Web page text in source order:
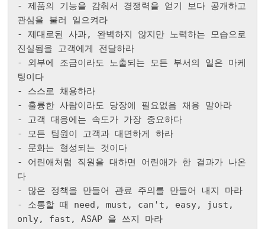
- 제품의 기능을 감춰서 경쟁력을 얻기 보다 공개하고
관심을 불러 일으켜라
- 제대로된 사과, 완벽하지 않지만 노력하는 모습으로
진실됨을 고객에게 전달하라
- 외부에 조금이라도 노출되는 모든 부서의 일은 마케
팅이다
- 스스로 채용하라
- 훌륭한 사람이라도 당장에 필요없음 채용 말아라
- 고객 대응에는 속도가 가장 중요하다
- 모든 팀원이 고객과 대면하게 하라
- 문화는 형성되는 것이다
- 어린애처럼 직원을 대하면 어린애가 한 결과가 나온
다
- 많은 정책을 만들어 관료 주의를 만들어 내지 마라
- 소통할 때 need, must, can't, easy, just,
only, fast, ASAP 을 쓰지 마라